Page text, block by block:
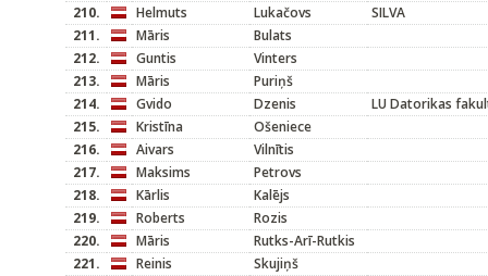
210.
Helmuts Lukačovs
SILVA
211.
Māris
Bulats
212.
Guntis
Vinters
213.
Māris
Puriņš
214.
Gvido Dzenis
LU Datorikas
215.
Kristīna
Ošeniece
216.
Aivars
Vilnītis
217.
Maksims
Petrovs
218.
Kārlis
Kalējs
219.
Roberts
Rozis
220.
Māris
Rutks-Arī-Rutkis
221.
Reinis
Skujiņš